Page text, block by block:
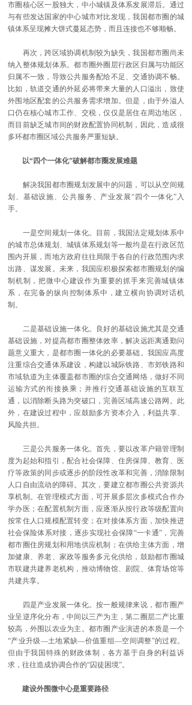
市圈核心区一股独大，中小城镇及体系发展滞后。通过
与有些发达国家的中心城市对比发现，我国都市圈的城
镇体系呈现摊大饼式蔓延态势，而且连接也不够顺畅。
再次，跨区域协调机制较为缺失，我国都市圈尚未
纳入整体规划体系。都市圈外圈层行政区归属与功能区
归属不一致，导致公共服务配给不足、交通协调不畅。
比如，轨道交通的外延必将带来大量的人口溢出，致使
外围地区配套的公共服务需求增加。但是，由于外溢人
口仍在核心城市工作、交税，仅仅是居住在周边地区，
而目前缺乏城市间的财政配置协同机制，因此，造成很
多环都市圈区域公共服务严重短缺。
以“四个一体化”破解都市圈发展难题
解决我国都市圈规划发展中的问题，可以从空间规
划、基础设施、公共服务、产业发展“四个一体化”入
手。
一是空间规划一体化。目前，我国法定规划体系中
的城市总体规划、城镇体系规划等一般均是在行政区范
围内开展，而地方政府往往局限于各自的行政范围内求
出路、谋发展。未来，我国应积极探索都市圈规划的编
制机制，把微中心建设作为重要的抓手来完善城镇体
系，在完备的纵向控制体系中，建立横向协调对话机
制。
二是基础设施一体化。良好的基础设施尤其是交通
基础设施，对提高都市圈整体效率，解决远距离通勤问
题意义重大，是都市圈一体化的必要基础。我国应高度
注重综合交通体系建设，构建以城际铁路、市郊铁路和
市域轨道为主体覆盖都市圈的综合交通网络，做好不同
运输方式的衔接换乘；并推行交通基础设施的互联互
通，以消除断头路为突破口，完善区域高速公路网。此
外，在建设过程中，应鼓励多方资本介入，利益共享、
风险共担。
三是公共服务一体化。首先，要以改革户籍管理制
度为起始和指引，配合社会保障、住房保障、教育、医
疗等政策的同步或逐步的阶段性改革和完善，消除限制
人口自由流动的障碍。其次，要建立都市圈公共资源共
享机制。在管理模式方面，可开展多层次多模式合作办
学办医；在配置机制方面，应逐渐从按行政等级配置向
按常住人口规模配置转变；在对接体系方面，加快推进
社会保险体系对接，逐步实现社会保障“一卡通”，完善
都市圈住房规划和用地供应机制；在供给主体方面，增
加健康、养老、家政等服务多元化供给，鼓励都市圈城
市联建共建养老机构，推动博物馆、剧院、体育场馆等
共建共享。
四是产业发展一体化。按一般规律来说，都市圈产
业呈逆序化分布，中间以三产为主，第二圈层二产比重
较高，外围以农业为主。都市圈产业演进的本质是一个
“产业升级—土地紧缺—价值重组—空间调整”的过程。
但由于我国特殊的财政体制，各方基于自身的利益诉
求，往往造成协调合作的“囚徒困境”。
建设外围微中心是重要路径